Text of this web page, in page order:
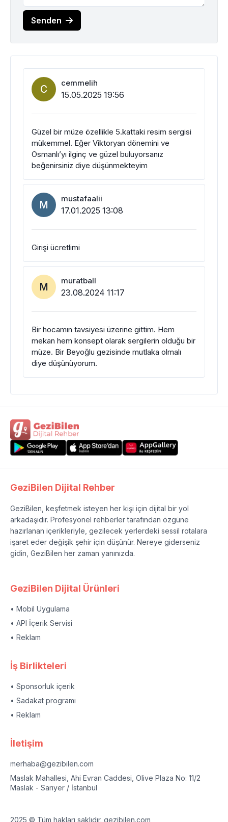
Senden
C cemmelih
15.05.2025 19:56
Güzel bir müze özellikle 5.kattaki resim sergisi
mükemmel. Eğer Viktoryan dönemini ve
Osmanlı’yı ilginç ve güzel buluyorsanız
beğenirsiniz diye düşünmekteyim
M mustafaalii
17.01.2025 13:08
Girişi ücretlimi
M muratball
23.08.2024 11:17
Bir hocamın tavsiyesi üzerine gittim. Hem
mekan hem konsept olarak sergilerin olduğu bir
müze. Bir Beyoğlu gezisinde mutlaka olmalı
diye düşünüyorum.
GeziBilen Dijital Rehber
GeziBilen, keşfetmek isteyen her kişi için dijital bir yol
arkadaşıdır. Profesyonel rehberler tarafından özgüne
hazırlanan içerikleriyle, gezilecek yerlerdeki sessil rotalara
işaret eder değişik şehir için düşünür. Nereye giderseniz
gidin, GeziBilen her zaman yanınızda.
GeziBilen Dijital Ürünleri
• Mobil Uygulama
• API İçerik Servisi
• Reklam
İş Birlikteleri
• Sponsorluk içerik
• Sadakat programı
• Reklam
İletişim
merhaba@gezibilen.com
Maslak Mahallesi, Ahi Evran Caddesi, Olive Plaza No: 11/2
Maslak - Sarıyer / İstanbul
2025 © Tüm hakları saklıdır. gezibilen.com